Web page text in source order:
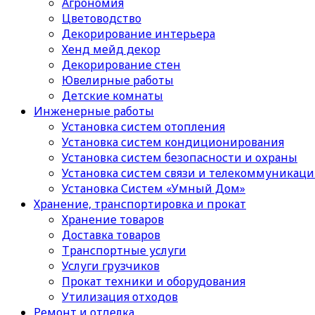
Цветоводство
Декорирование интерьера
Хенд мейд декор
Декорирование стен
Ювелирные работы
Детские комнаты
Инженерные работы
Установка систем отопления
Установка систем кондиционирования
Установка систем безопасности и охраны
Установка систем связи и
Установка Систем «Умный Дом»
Хранение, транспортировка и прокат
Хранение товаров
Доставка товаров
Транспортные услуги
Услуги грузчиков
Прокат техники и оборудования
Утилизация отходов